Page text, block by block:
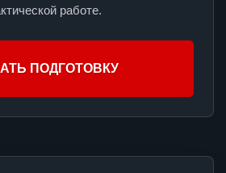
работе.
ПОДГОТОВКУ